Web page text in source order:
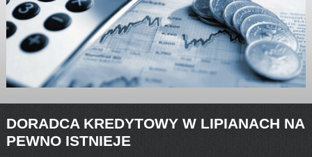
DORADCA KREDYTOWY W LIPIANACH NA
PEWNO ISTNIEJE